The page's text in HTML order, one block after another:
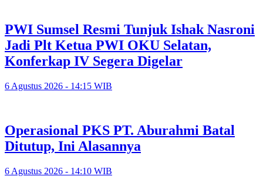
PWI Sumsel Resmi Tunjuk Ishak Nasroni
Jadi Plt Ketua PWI OKU Selatan,
Konferkap IV Segera Digelar
6 Agustus 2026 - 14:15 WIB
Operasional PKS PT. Aburahmi Batal
Ditutup, Ini Alasannya
6 Agustus 2026 - 14:10 WIB